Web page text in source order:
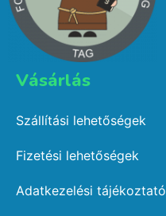
Vásárlás​
Szállítási lehetőségek
Fizetési lehetőségek
Adatkezelési tájékoztató